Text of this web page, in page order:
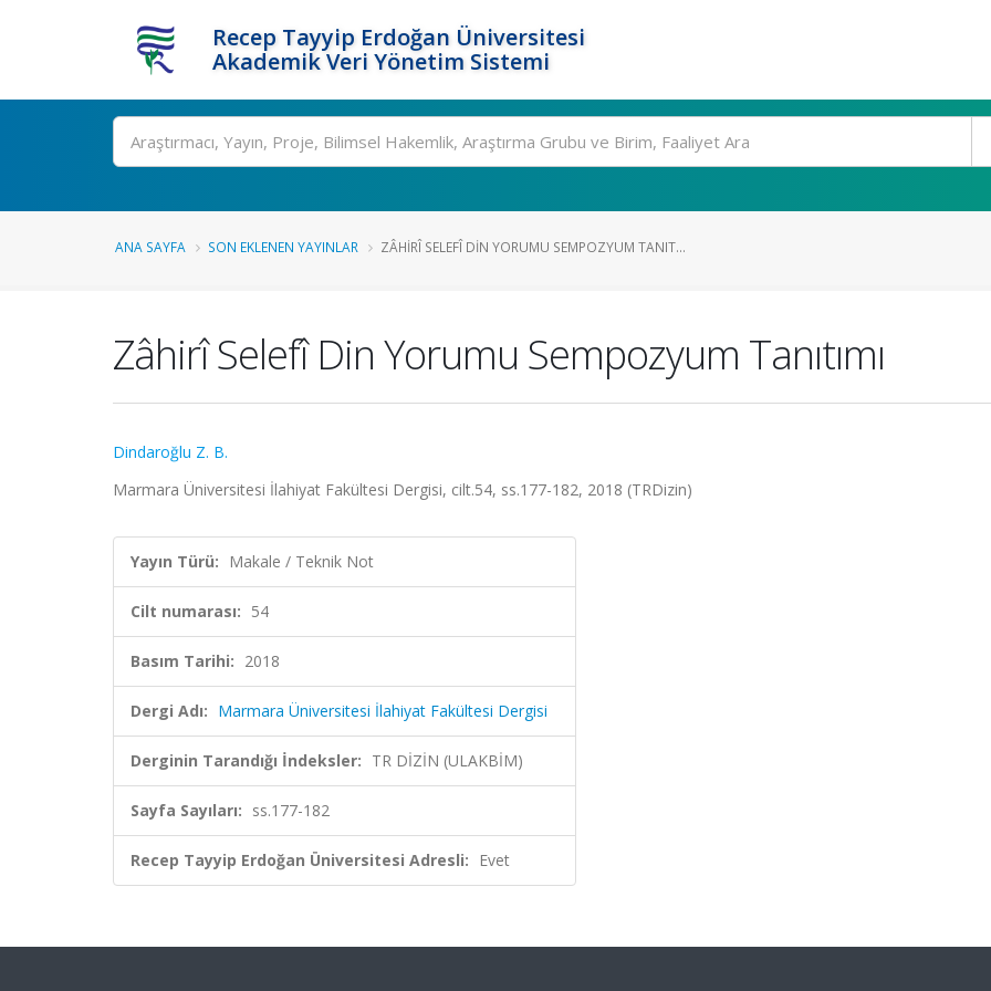
Recep Tayyip Erdoğan Üniversitesi
Akademik Veri Yönetim Sistemi
Ara
ANA SAYFA SON EKLENEN YAYINLAR ZÂHIRÎ SELEFÎ DIN YORUMU SEMPOZYUM TANIT...
Zâhirî Selefî Din Yorumu Sempozyum Tanıtımı
Dindaroğlu Z. B.
Marmara Üniversitesi İlahiyat Fakültesi Dergisi, cilt.54, ss.177-182, 2018 (TRDizin)
Yayın Türü: Makale / Teknik Not
Cilt numarası: 54
Basım Tarihi: 2018
Dergi Adı: Marmara Üniversitesi İlahiyat Fakültesi Dergisi
Derginin Tarandığı İndeksler: TR DİZİN (ULAKBİM)
Sayfa Sayıları: ss.177-182
Recep Tayyip Erdoğan Üniversitesi Adresli: Evet